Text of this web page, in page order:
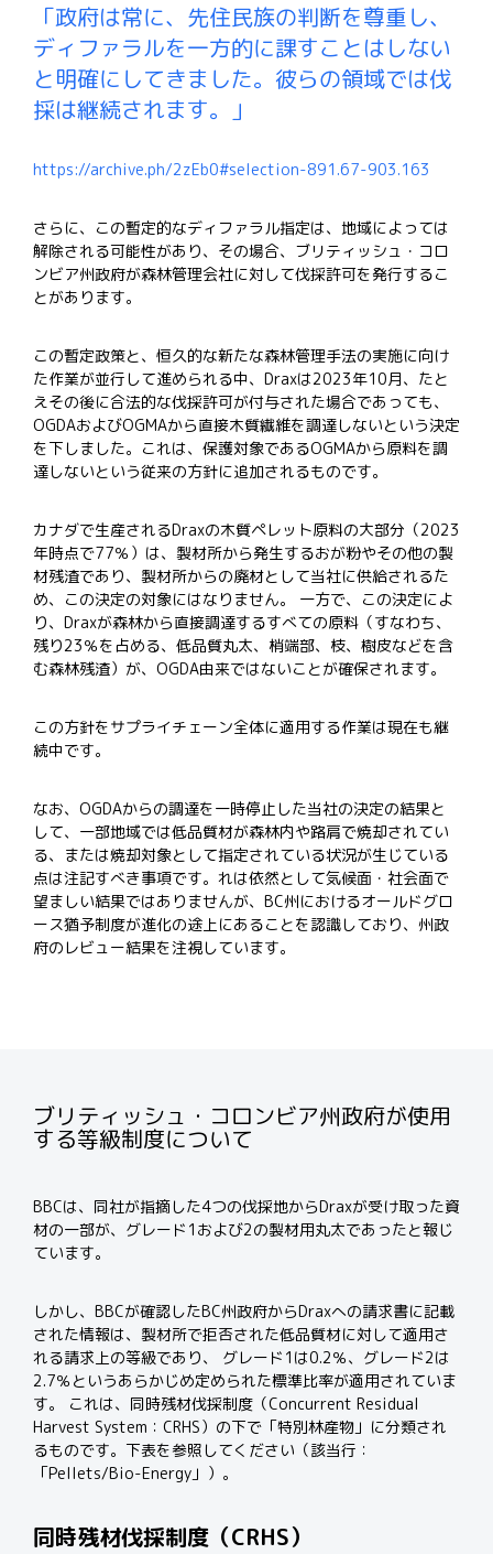
「政府は常に、先住民族の判断を尊重し、
ディファラルを一方的に課すことはしない
と明確にしてきました。 彼らの領域では伐
採は継続されます。」
https://archive.ph/2zEb0#selection-891.67-903.163
さらに、この暫定的なディファラル指定は、地域によっては
解除される可能性があり、その場合、ブリティッシュ・コロ
ンビア州政府が森林管理会社に対して伐採許可を発行するこ
とがあります。
この暫定政策と、恒久的な新たな森林管理手法の実施に向け
た作業が並行して進められる中、 Draxは2023年10月、たと
えその後に合法的な伐採許可が付与された場合であっても、
OGDAおよびOGMAから直接木質繊維を調達しないという決定
を下しました。 これは、保護対象であるOGMAから原料を調
達しないという従来の方針に追加されるものです。
カナダで生産されるDraxの木質ペレット原料の大部分（2023
年時点で77％）は、製材所から発生するおが粉やその他の製
材残渣であり、製材所からの廃材として当社に供給されるた
め、この決定の対象にはなりません。
一方で、この決定によ
り、 Draxが森林から直接調達するすべての原料（すなわち、
残り23％を占める、低品質丸太、梢端部、枝、樹皮などを含
む森林残渣）が、 OGDA由来ではないことが確保されます。
この方針をサプライチェーン全体に適用する作業は現在も継
続中です。
なお、 OGDAからの調達を一時停止した当社の決定の結果と
して、一部地域では低品質材が森林内や路肩で焼却されてい
る、または焼却対象として指定されている状況が生じている
点は注記すべき事項です。 れは依然として気候面・社会面で
望ましい結果ではありませんが、 BC州におけるオールドグロ
ース猶予制度が進化の途上にあることを認識しており、州政
府のレビュー結果を注視しています。
ブリティッシュ・コロンビア州政府が使用
する等級制度について
BBCは、同社が指摘した4つの伐採地からDraxが受け取った資
材の一部が、グレード 1 および2の製材用丸太であったと報じ
ています。
しかし、 BBCが確認したBC州政府からDraxへの請求書に記載
された情報は、製材所で拒否された低品質材に対して適用さ
れる請求上の等級であり、
グレード 1 は0.2％、グレード2は
2.7％というあらかじめ定められた標準比率が適用されていま
す。
これは、同時残材伐採制度（Concurrent Residual
Harvest System ： CRHS）の下で「特別林産物」に分類され
るものです。下表を参照してください（該当行：
「Pellets/Bio-Energy 」）。
同時残材伐採制度（CRHS）